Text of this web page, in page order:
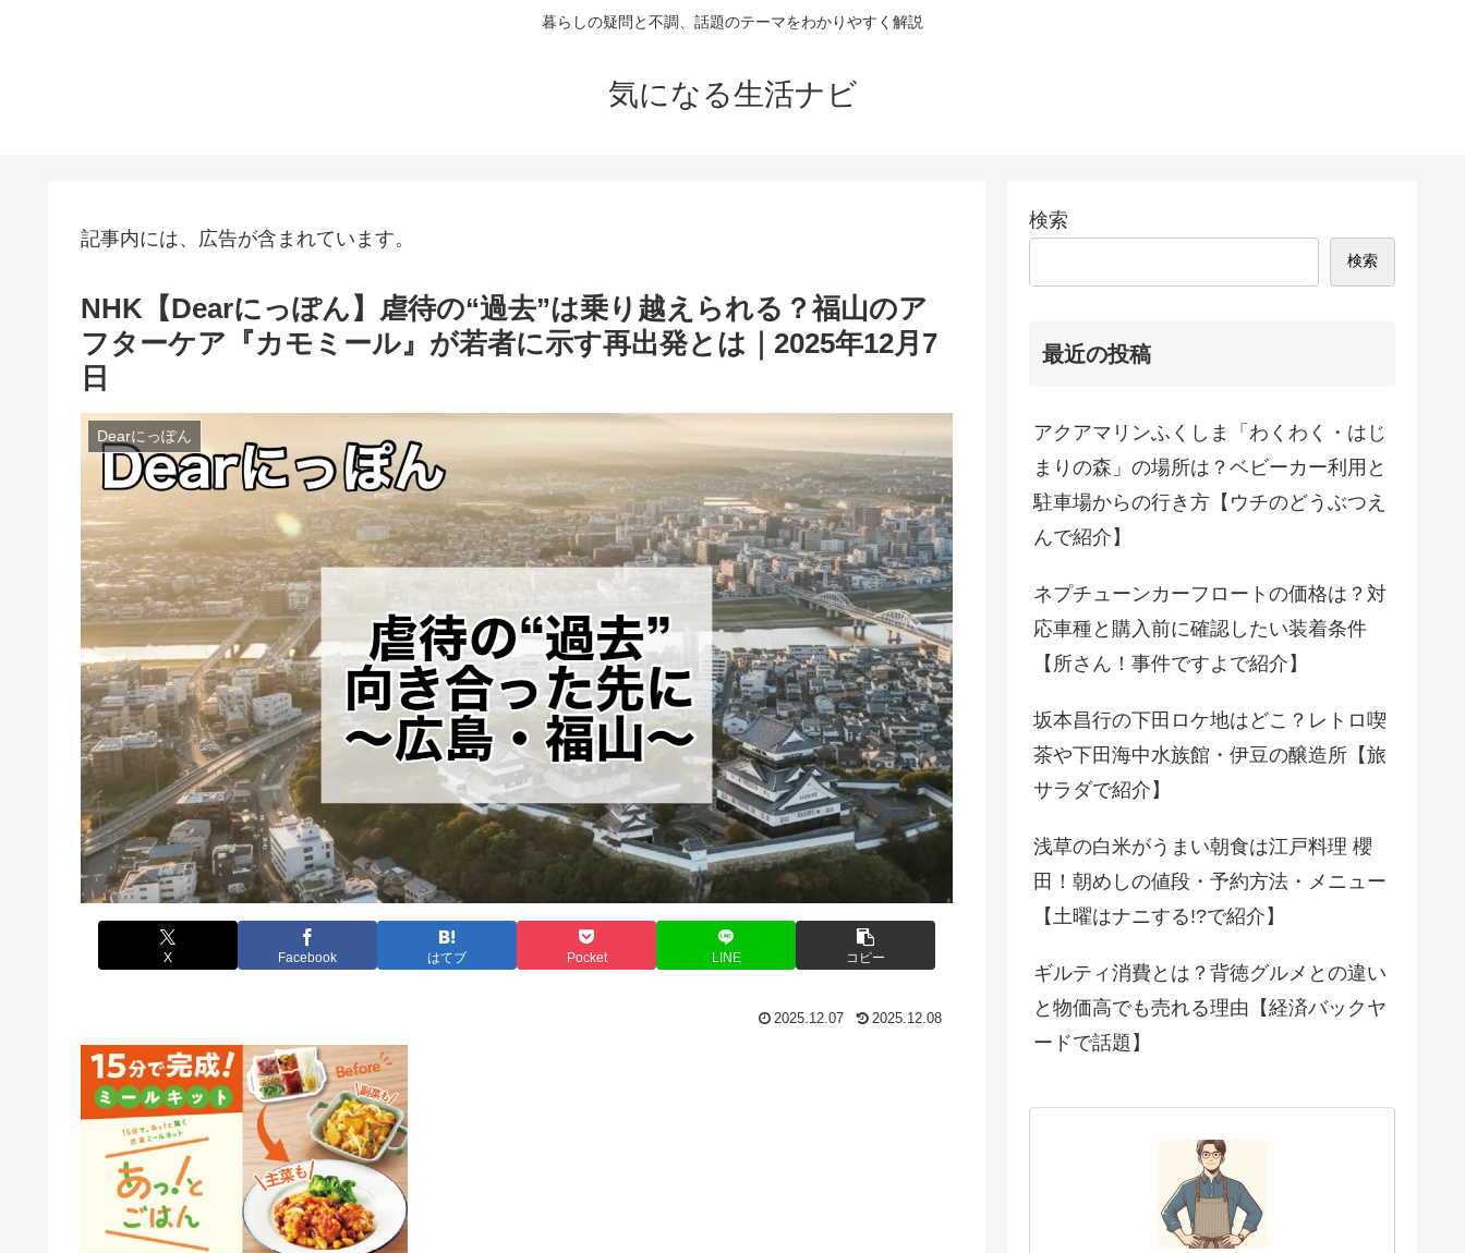
暮らしの疑問と不調、話題のテーマをわかりやすく解説
気になる生活ナビ
記事内には、広告が含まれています。
NHK【Dearにっぽん】虐待の“過去”は乗り越えられる？福山のア
フターケア『カモミール』が若者に示す再出発とは｜2025年12月7
日
Dearにっぽん
X Facebook はてブ Pocket LINE コピー
2025.12.07 2025.12.08
検索
検索
最近の投稿
アクアマリンふくしま「わくわく・はじ
まりの森」の場所は？ベビーカー利用と
駐車場からの行き方【ウチのどうぶつえ
んで紹介】
ネプチューンカーフロートの価格は？対
応車種と購入前に確認したい装着条件
【所さん！事件ですよで紹介】
坂本昌行の下田ロケ地はどこ？レトロ喫
茶や下田海中水族館・伊豆の醸造所【旅
サラダで紹介】
浅草の白米がうまい朝食は江戸料理 櫻
田！朝めしの値段・予約方法・メニュー
【土曜はナニする!?で紹介】
ギルティ消費とは？背徳グルメとの違い
と物価高でも売れる理由【経済バックヤ
ードで話題】